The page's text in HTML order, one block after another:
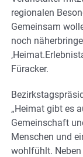
regionalen
Gemeinsam
noch
Füracker.
„Heimat gibt es
Gemeinschaft
Menschen und
wohlfühlt. Neben